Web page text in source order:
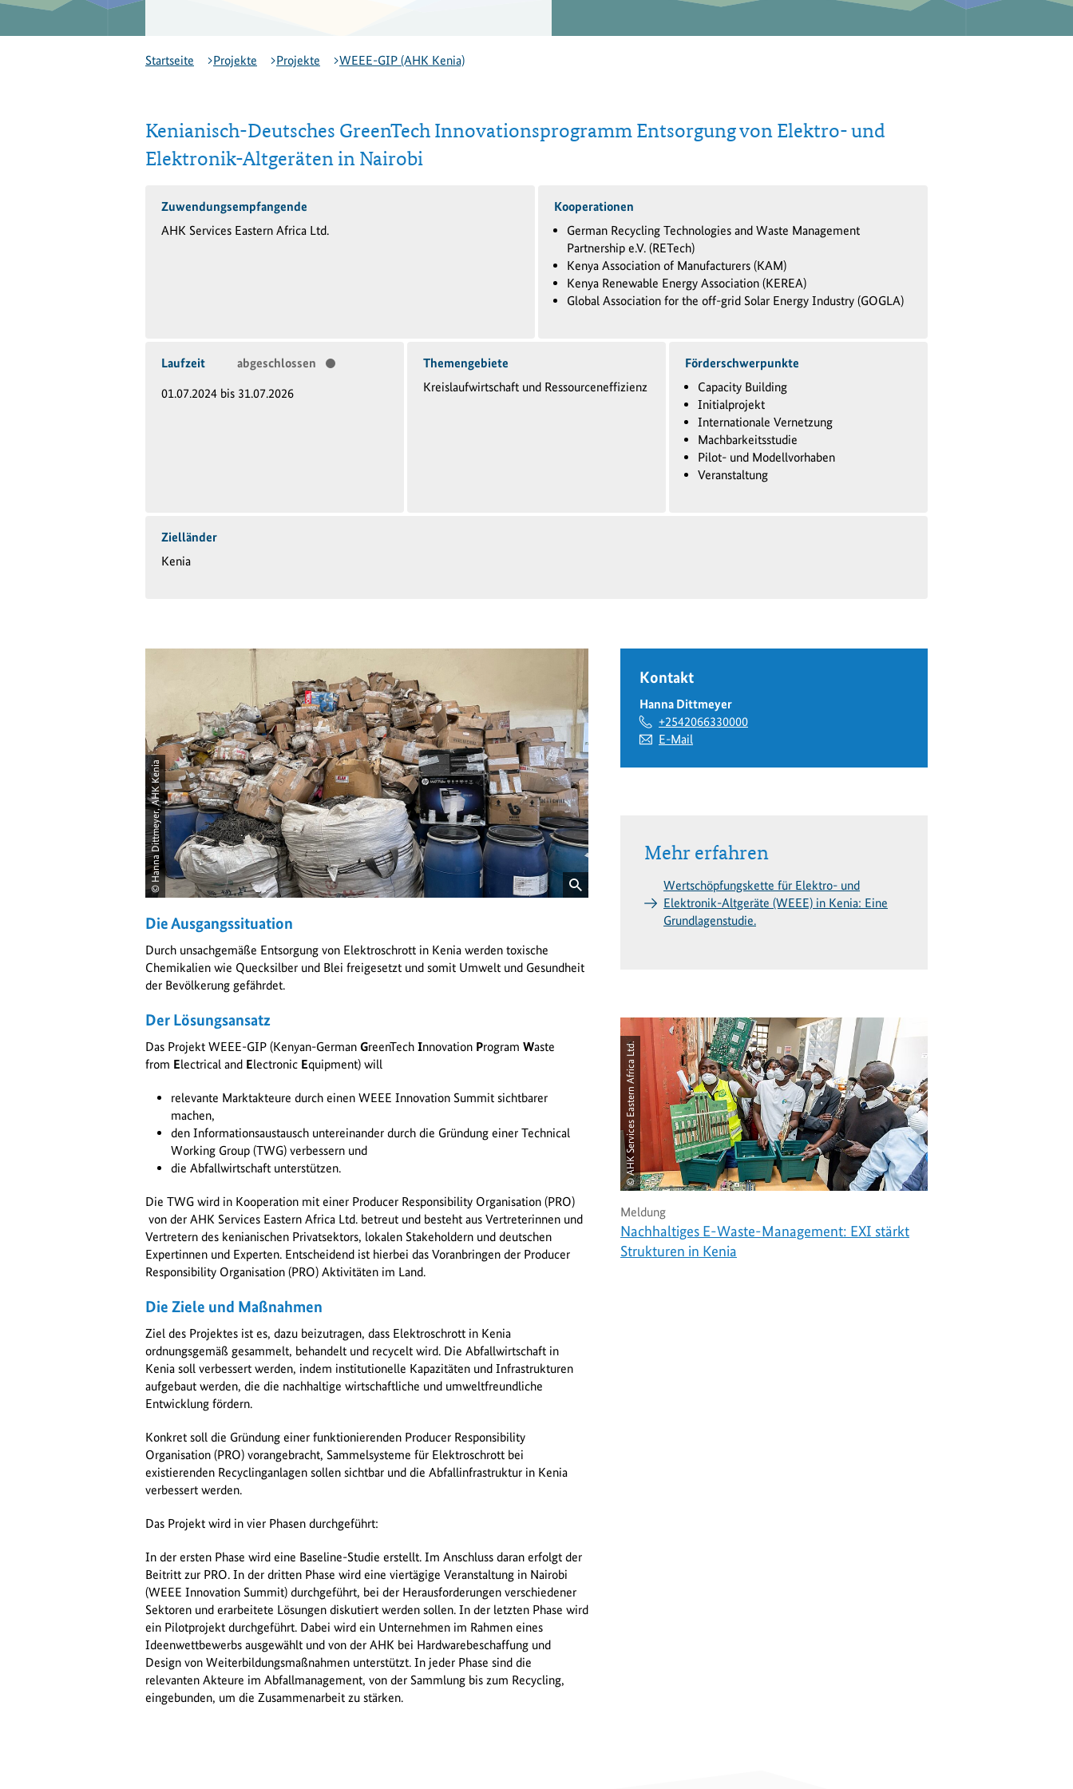
Startseite Projekte Projekte WEEE-GIP (AHK Kenia)
Kenianisch-Deutsches GreenTech Innovationsprogramm Entsorgung von Elektro- und
Elektronik-Altgeräten in Nairobi
Zuwendungsempfangende
AHK Services Eastern Africa Ltd.
Kooperationen
German Recycling Technologies and Waste Management
Partnership e.V. (RETech)
Kenya Association of Manufacturers (KAM)
Kenya Renewable Energy Association (KEREA)
Global Association for the off-grid Solar Energy Industry (GOGLA)
Laufzeit
abgeschlossen
01.07.2024 bis 31.07.2026
Themengebiete
Kreislaufwirtschaft und Ressourceneffizienz
Förderschwerpunkte
Capacity Building
Initialprojekt
Internationale Vernetzung
Machbarkeitsstudie
Pilot- und Modellvorhaben
Veranstaltung
Zielländer
Kenia
Bild
einer
vergrößerten
Darstellung
© Hanna Dittmeyer, AHK Kenia
Die Ausgangssituation
Durch unsachgemäße Entsorgung von Elektroschrott in Kenia werden toxische
Chemikalien wie Quecksilber und Blei freigesetzt und somit Umwelt und Gesundheit
der Bevölkerung gefährdet.
Der Lösungsansatz
Das Projekt WEEE-GIP (Kenyan-German GreenTech Innovation Program Waste
from Electrical and Electronic Equipment) will
relevante Marktakteure durch einen WEEE Innovation Summit sichtbarer
machen,
den Informationsaustausch untereinander durch die Gründung einer Technical
Working Group (TWG) verbessern und
die Abfallwirtschaft unterstützen.
Die TWG wird in Kooperation mit einer Producer Responsibility Organisation (PRO)
von der AHK Services Eastern Africa Ltd. betreut und besteht aus Vertreterinnen und
Vertretern des kenianischen Privatsektors, lokalen Stakeholdern und deutschen
Expertinnen und Experten. Entscheidend ist hierbei das Voranbringen der Producer
Responsibility Organisation (PRO) Aktivitäten im Land.
Die Ziele und Maßnahmen
Ziel des Projektes ist es, dazu beizutragen, dass Elektroschrott in Kenia
ordnungsgemäß gesammelt, behandelt und recycelt wird. Die Abfallwirtschaft in
Kenia soll verbessert werden, indem institutionelle Kapazitäten und Infrastrukturen
aufgebaut werden, die die nachhaltige wirtschaftliche und umweltfreundliche
Entwicklung fördern.
Konkret soll die Gründung einer funktionierenden Producer Responsibility
Organisation (PRO) vorangebracht, Sammelsysteme für Elektroschrott bei
existierenden Recyclinganlagen sollen sichtbar und die Abfallinfrastruktur in Kenia
verbessert werden.
Das Projekt wird in vier Phasen durchgeführt:
In der ersten Phase wird eine Baseline-Studie erstellt. Im Anschluss daran erfolgt der
Beitritt zur PRO. In der dritten Phase wird eine viertägige Veranstaltung in Nairobi
(WEEE Innovation Summit) durchgeführt, bei der Herausforderungen verschiedener
Sektoren und erarbeitete Lösungen diskutiert werden sollen. In der letzten Phase wird
ein Pilotprojekt durchgeführt. Dabei wird ein Unternehmen im Rahmen eines
Ideenwettbewerbs ausgewählt und von der AHK bei Hardwarebeschaffung und
Design von Weiterbildungsmaßnahmen unterstützt. In jeder Phase sind die
relevanten Akteure im Abfallmanagement, von der Sammlung bis zum Recycling,
eingebunden, um die Zusammenarbeit zu stärken.
Kontakt
Hanna Dittmeyer
+2542066330000
E-Mail
Mehr erfahren
Wertschöpfungskette für Elektro- und
Elektronik-Altgeräte (WEEE) in Kenia: Eine
Grundlagenstudie.
© AHK Services Eastern Africa Ltd.
Meldung
Nachhaltiges E-Waste-Management: EXI stärkt
Strukturen in Kenia